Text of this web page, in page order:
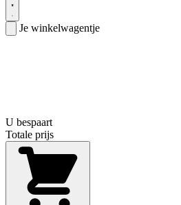
Je winkelwagentje
U bespaart
Totale prijs